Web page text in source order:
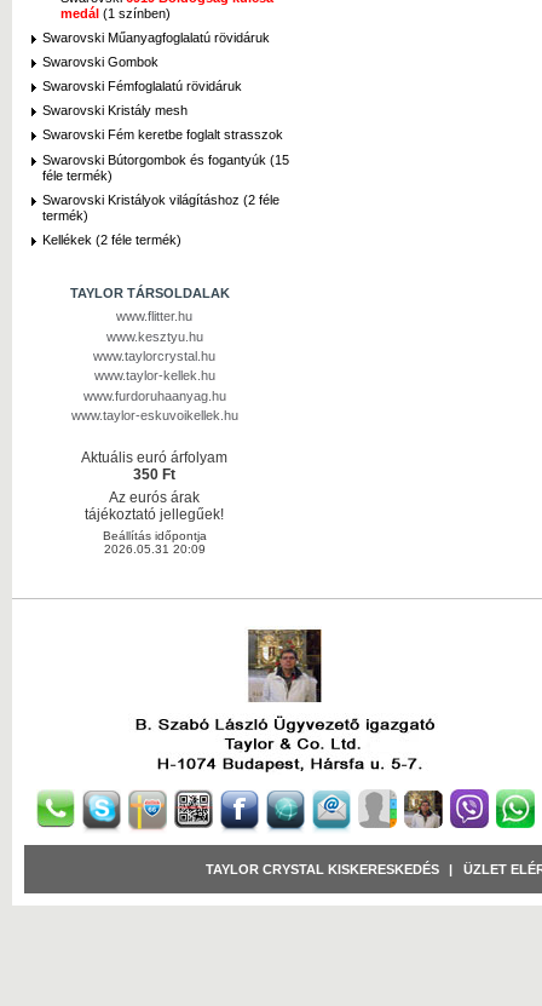
medál (1 színben)
Swarovski Műanyagfoglalatú rövidáruk
Swarovski Gombok
Swarovski Fémfoglalatú rövidáruk
Swarovski Kristály mesh
Swarovski Fém keretbe foglalt strasszok
Swarovski Bútorgombok és fogantyúk (15
féle termék)
Swarovski Kristályok világításhoz (2 féle
termék)
Kellékek (2 féle termék)
TAYLOR TÁRSOLDALAK
www.flitter.hu
www.kesztyu.hu
www.taylorcrystal.hu
www.taylor-kellek.hu
www.furdoruhaanyag.hu
www.taylor-eskuvoikellek.hu
Aktuális euró árfolyam
350 Ft
Az eurós árak
tájékoztató jellegűek!
Beállítás időpontja
2026.05.31 20:09
TAYLOR CRYSTAL KISKERESKEDÉS ÜZLET